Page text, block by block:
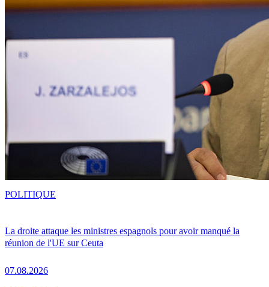
La droite attaque les ministres espagnols pour avoir manqué la
réunion de l'UE sur Ceuta
07.08.2026
POLITIQUE